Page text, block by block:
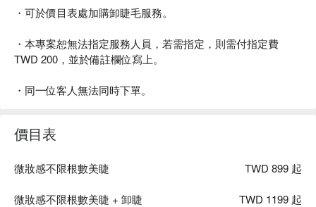
・可於價目表處加購卸睫毛服務。
・本專案恕無法指定服務人員，若需指定，則需付指定費
TWD 200，並於備註欄位寫上。
・同一位客人無法同時下單。
價目表
微妝感不限根數美睫 TWD 899 起
微妝感不限根數美睫 + 卸睫 TWD 1199 起